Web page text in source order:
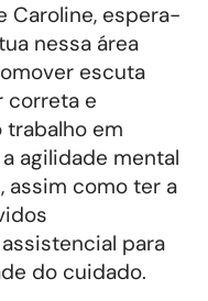
Caroline, espera-
nessa área
escuta
correta e
trabalho em
agilidade mental
assim como ter a
para
do cuidado.